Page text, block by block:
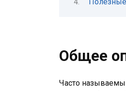
Общее
Часто